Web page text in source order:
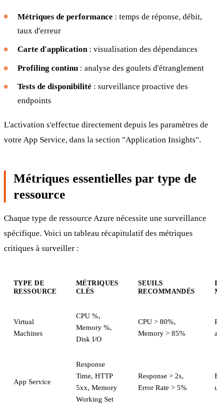
Métriques de performance : temps de réponse, débit,
taux d'erreur
Carte d'application: visualisation des dépendances
Profiling continu : analyse des goulets d'étranglement
Tests de disponibilité : surveillance proactive des
endpoints
L'activation s'effectue directement depuis les paramètres de
votre App Service, dans la section "Application Insights".
Métriques essentielles par type de
ressource
Chaque type de ressource Azure nécessite une surveillance
spécifique. Voici un tableau récapitulatif des métriques
critiques à surveiller :
TYPE DE
RESSOURCE
MÉTRIQUES
CLÉS
SEUILS
RECOMMANDÉS
Virtual
Machines
CPU %,
Memory %,
Disk I/O
CPU > 80%,
Memory > 85%
App Service
Response
Time, HTTP
5xx, Memory
Working Set
Response > 2s,
Error Rate > 5%